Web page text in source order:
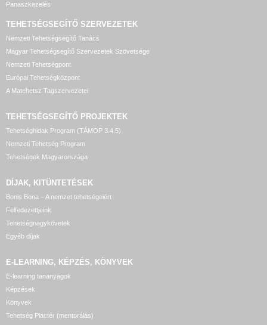
Panaszkezelés
TEHETSÉGSEGÍTŐ SZERVEZETEK
Nemzeti Tehetségsegítő Tanács
Magyar Tehetségsegítő Szervezetek Szövetsége
Nemzeti Tehetségpont
Európai Tehetségközpont
A Matehetsz Tagszervezetei
TEHETSÉGSEGÍTŐ PROJEKTEK
Tehetséghidak Program (TÁMOP 3.4.5)
Nemzeti Tehetség Program
Tehetségek Magyarországa
DÍJAK, KITÜNTETÉSEK
Bonis Bona – A nemzet tehetségeiért
Felfedezettjeink
Tehetségnagykövetek
Egyéb díjak
E-LEARNING, KÉPZÉS, KÖNYVEK
E-learning tananyagok
Képzések
Könyvek
Tehetség Piactér (mentorálás)